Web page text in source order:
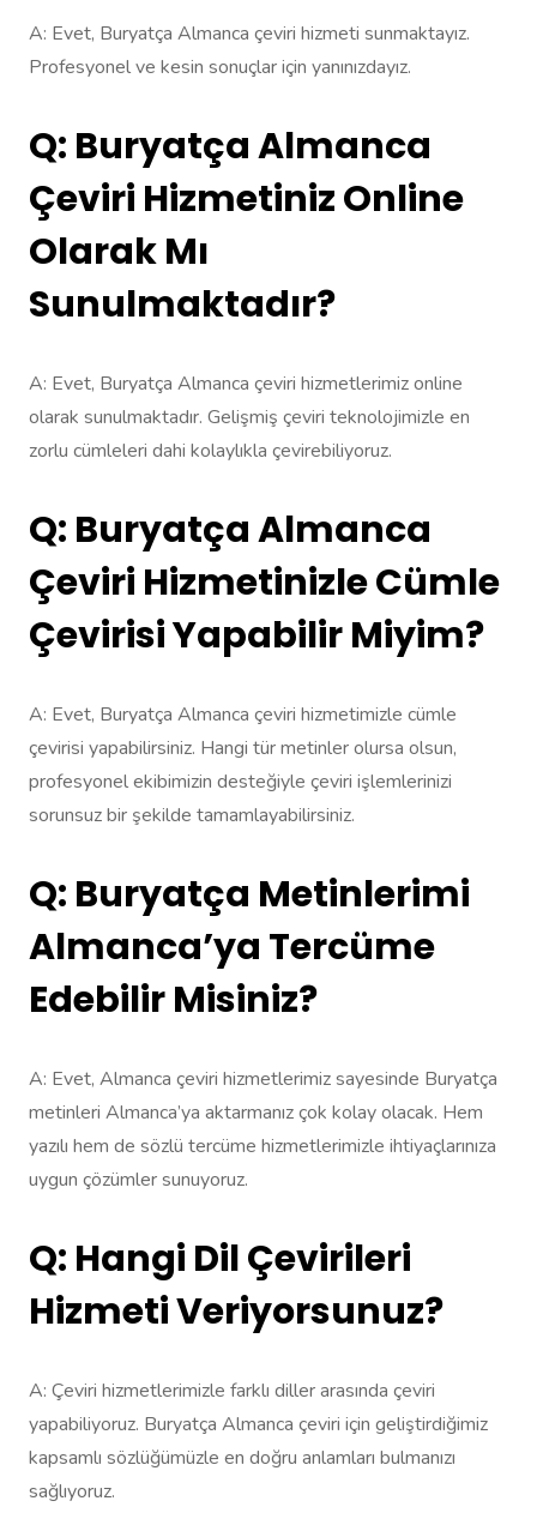
A: Evet, Buryatça Almanca çeviri hizmeti sunmaktayız.
Profesyonel ve kesin sonuçlar için yanınızdayız.
Q: Buryatça Almanca
Çeviri Hizmetiniz Online
Olarak Mı
Sunulmaktadır?
A: Evet, Buryatça Almanca çeviri hizmetlerimiz online
olarak sunulmaktadır. Gelişmiş çeviri teknolojimizle en
zorlu cümleleri dahi kolaylıkla çevirebiliyoruz.
Q: Buryatça Almanca
Çeviri Hizmetinizle Cümle
Çevirisi Yapabilir Miyim?
A: Evet, Buryatça Almanca çeviri hizmetimizle cümle
çevirisi yapabilirsiniz. Hangi tür metinler olursa olsun,
profesyonel ekibimizin desteğiyle çeviri işlemlerinizi
sorunsuz bir şekilde tamamlayabilirsiniz.
Q: Buryatça Metinlerimi
Almanca’ya Tercüme
Edebilir Misiniz?
A: Evet, Almanca çeviri hizmetlerimiz sayesinde Buryatça
metinleri Almanca’ya aktarmanız çok kolay olacak. Hem
yazılı hem de sözlü tercüme hizmetlerimizle ihtiyaçlarınıza
uygun çözümler sunuyoruz.
Q: Hangi Dil Çevirileri
Hizmeti Veriyorsunuz?
A: Çeviri hizmetlerimizle farklı diller arasında çeviri
yapabiliyoruz. Buryatça Almanca çeviri için geliştirdiğimiz
kapsamlı sözlüğümüzle en doğru anlamları bulmanızı
sağlıyoruz.